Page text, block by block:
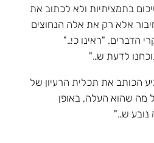
בתמציתיות ולא לכתוב את
אלא רק את אלה הנחוצים
הדברים. "ראינו כי…"
ש…"
הכותב את תכלית הרעיון של
מה שהוא העלה, באופן
נובע ש…"